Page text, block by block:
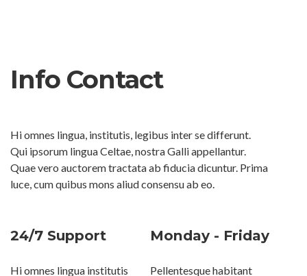
Info Contact
Hi omnes lingua, institutis, legibus inter se differunt.
Qui ipsorum lingua Celtae, nostra Galli appellantur.
Quae vero auctorem tractata ab fiducia dicuntur. Prima
luce, cum quibus mons aliud consensu ab eo.
24/7 Support
Hi omnes lingua institutis
Monday - Friday
Pellentesque habitant